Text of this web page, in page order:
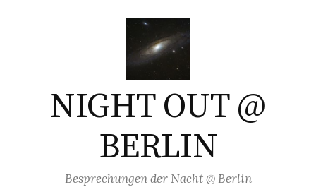
NIGHT OUT @
BERLIN
Besprechungen der Nacht @ Berlin